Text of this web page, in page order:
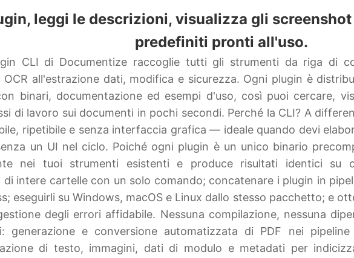
leggi le descrizioni, visualizza gli
predefiniti pronti all'uso.
CLI di Documentize raccoglie tutti gli strumenti da riga di
OCR all'estrazione dati, modifica e sicurezza. Ogni plugin è
binari, documentazione ed esempi d'uso, così puoi cercare,
di lavoro sui documenti in pochi secondi. Perché la CLI? A
ripetibile e senza interfaccia grafica — ideale quando devi
un UI nel ciclo. Poiché ogni plugin è un unico binario
nei tuoi strumenti esistenti e produce risultati identici su
intere cartelle con un solo comando; concatenare i plugin in
eseguirli su Windows, macOS e Linux dallo stesso pacchetto; e
degli errori affidabile. Nessuna compilazione, nessuna
generazione e conversione automatizzata di PDF nei
di testo, immagini, dati di modulo e metadati per